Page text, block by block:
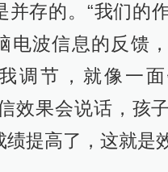
并存的。“我们的
电波信息的反馈
调节，就像一
效果会说话，孩
绩提高了，这就是